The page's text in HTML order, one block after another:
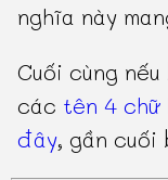
nghĩa này
Cuối cùng
các tên 4 chữ
đây, gần cuối